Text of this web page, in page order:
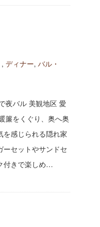
, ディナー, バル・
夜バル 美観地区 愛
簾をくぐり、奥へ奥
を感じられる隠れ家
ーセットやサンドセ
付きで楽しめ…